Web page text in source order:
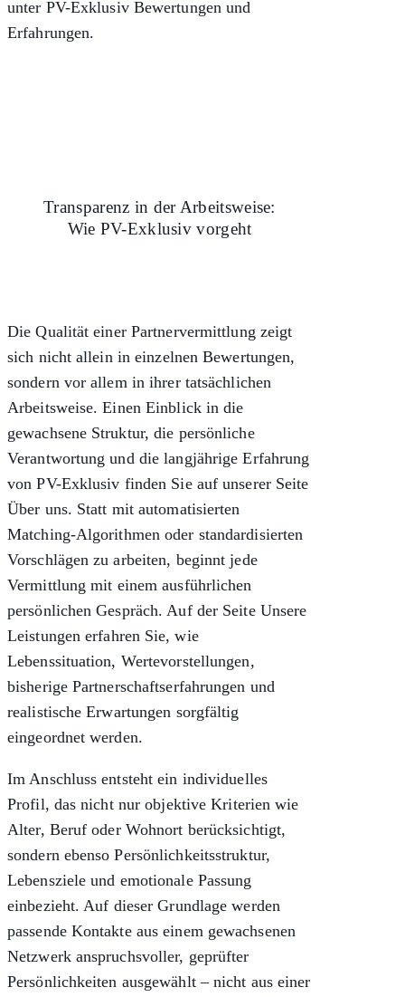
unter PV-Exklusiv Bewertungen und
Erfahrungen.
Transparenz in der Arbeitsweise:
Wie PV-Exklusiv vorgeht
Die Qualität einer Partnervermittlung zeigt
sich nicht allein in einzelnen Bewertungen,
sondern vor allem in ihrer tatsächlichen
Arbeitsweise. Einen Einblick in die
gewachsene Struktur, die persönliche
Verantwortung und die langjährige Erfahrung
von PV-Exklusiv finden Sie auf unserer Seite
Über uns. Statt mit automatisierten
Matching-Algorithmen oder standardisierten
Vorschlägen zu arbeiten, beginnt jede
Vermittlung mit einem ausführlichen
persönlichen Gespräch. Auf der Seite Unsere
Leistungen erfahren Sie, wie
Lebenssituation, Wertevorstellungen,
bisherige Partnerschaftserfahrungen und
realistische Erwartungen sorgfältig
eingeordnet werden.
Im Anschluss entsteht ein individuelles
Profil, das nicht nur objektive Kriterien wie
Alter, Beruf oder Wohnort berücksichtigt,
sondern ebenso Persönlichkeitsstruktur,
Lebensziele und emotionale Passung
einbezieht. Auf dieser Grundlage werden
passende Kontakte aus einem gewachsenen
Netzwerk anspruchsvoller, geprüfter
Persönlichkeiten ausgewählt – nicht aus einer